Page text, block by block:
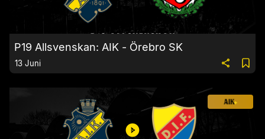
P19 Allsvenskan: AIK - Örebro SK
13 Juni